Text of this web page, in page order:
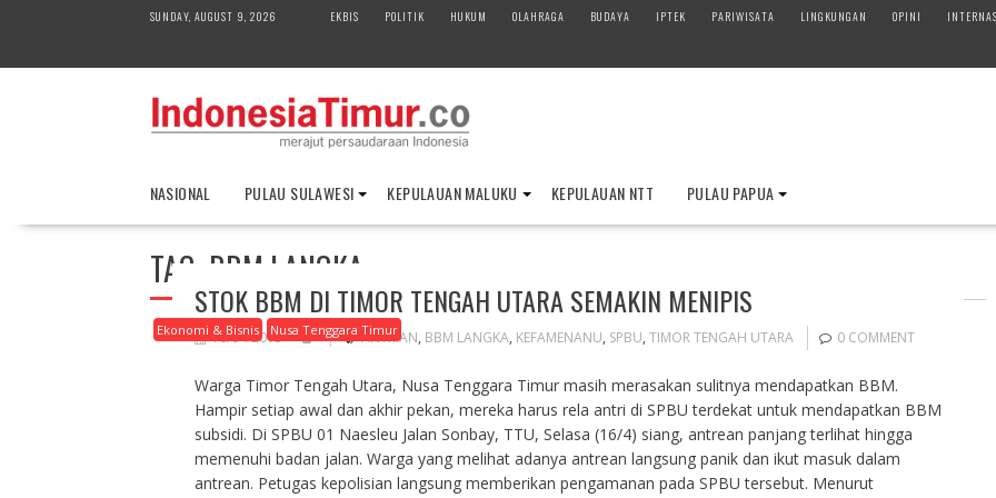
SUNDAY, AUGUST 9, 2026 EKBIS POLITIK HUKUM OLAHRAGA BUDAYA IPTEK PARIWISATA LINGKUNGAN OPINI
NASIONAL PULAU SULAWESI KEPULAUAN MALUKU KEPULAUAN NTT PULAU PAPUA
TAG: BBM LANGKA
Ekonomi & Bisnis Nusa Tenggara Timur
STOK BBM DI TIMOR TENGAH UTARA SEMAKIN MENIPIS
16/04/2013 ANTRIAN, BBM LANGKA, KEFAMENANU, SPBU, TIMOR TENGAH UTARA 0 COMMENT
Warga Timor Tengah Utara, Nusa Tenggara Timur masih merasakan sulitnya mendapatkan BBM.
Hampir setiap awal dan akhir pekan, mereka harus rela antri di SPBU terdekat untuk mendapatkan BBM
subsidi. Di SPBU 01 Naesleu Jalan Sonbay, TTU, Selasa (16/4) siang, antrean panjang terlihat hingga
memenuhi badan jalan. Warga yang melihat adanya antrean langsung panik dan ikut masuk dalam
antrean. Petugas kepolisian langsung memberikan pengamanan pada SPBU tersebut. Menurut